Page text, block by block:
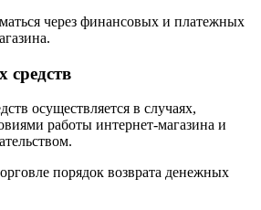
через финансовых и платежных
средств
осуществляется в случаях,
работы интернет-магазина и
порядок возврата денежных